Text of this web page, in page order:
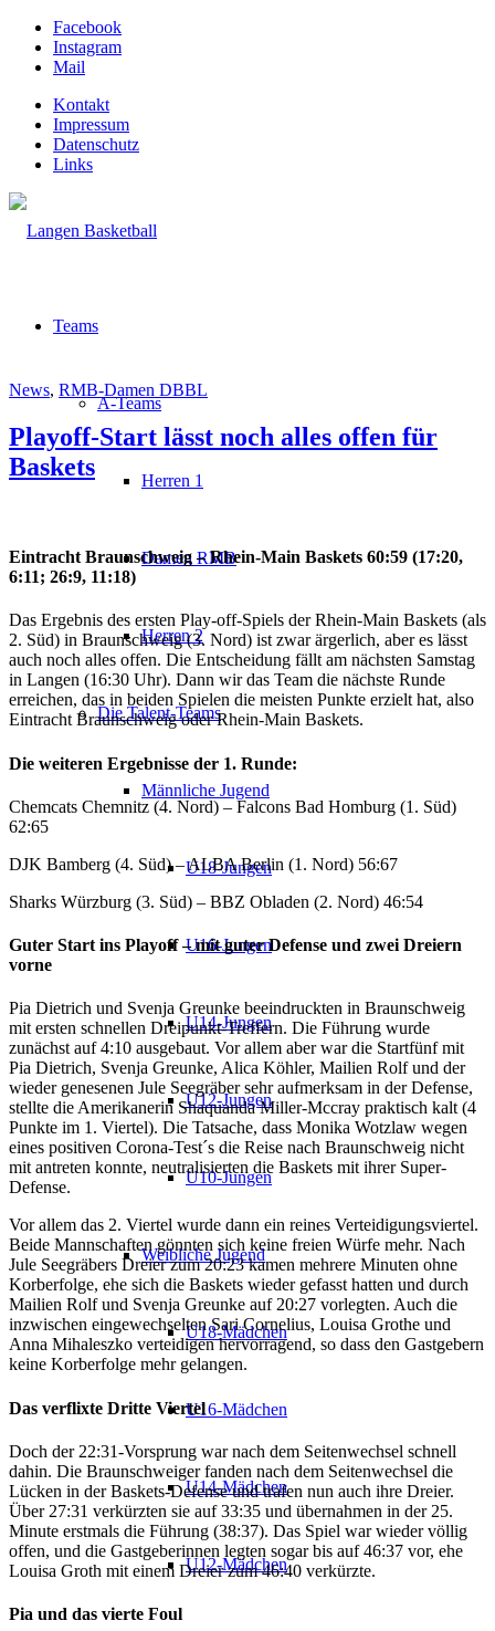
Facebook
Instagram
Mail
Kontakt
Impressum
Datenschutz
Links
Teams
A-Teams
Herren 1
Damen RMB
Herren 2
Die Talent-Teams
Männliche Jugend
U18-Jungen
U16-Jungen
U14-Jungen
U12-Jungen
U10-Jungen
Weibliche Jugend
U18-Mädchen
U16-Mädchen
U14-Mädchen
U12-Mädchen
News, RMB-Damen DBBL
Playoff-Start lässt noch alles offen für
Baskets
Eintracht Braunschweig – Rhein-Main Baskets 60:59 (17:20,
6:11; 26:9, 11:18)
Das Ergebnis des ersten Play-off-Spiels der Rhein-Main Baskets (als
2. Süd) in Braunschweig (3. Nord) ist zwar ärgerlich, aber es lässt
auch noch alles offen. Die Entscheidung fällt am nächsten Samstag
in Langen (16:30 Uhr). Dann wir das Team die nächste Runde
erreichen, das in beiden Spielen die meisten Punkte erzielt hat, also
Eintracht Braunschweig oder Rhein-Main Baskets.
Die weiteren Ergebnisse der 1. Runde:
Chemcats Chemnitz (4. Nord) – Falcons Bad Homburg (1. Süd)
62:65
DJK Bamberg (4. Süd) – ALBA Berlin (1. Nord) 56:67
Sharks Würzburg (3. Süd) – BBZ Obladen (2. Nord) 46:54
Guter Start ins Playoff – mit guter Defense und zwei Dreiern
vorne
Pia Dietrich und Svenja Greunke beeindruckten in Braunschweig
mit ersten schnellen Dreipunkt-Treffern. Die Führung wurde
zunächst auf 4:10 ausgebaut. Vor allem aber war die Startfünf mit
Pia Dietrich, Svenja Greunke, Alica Köhler, Mailien Rolf und der
wieder genesenen Jule Seegräber sehr aufmerksam in der Defense,
stellte die Amerikanerin Shaquanda Miller-Mccray praktisch kalt (4
Punkte im 1. Viertel). Die Tatsache, dass Monika Wotzlaw wegen
eines positiven Corona-Test´s die Reise nach Braunschweig nicht
mit antreten konnte, neutralisierten die Baskets mit ihrer Super-
Defense.
Vor allem das 2. Viertel wurde dann ein reines Verteidigungsviertel.
Beide Mannschaften gönnten sich keine freien Würfe mehr. Nach
Jule Seegräbers Dreier zum 20:23 kamen mehrere Minuten ohne
Korberfolge, ehe sich die Baskets wieder gefasst hatten und durch
Mailien Rolf und Svenja Greunke auf 20:27 vorlegten. Auch die
inzwischen eingewechselten Sari Cornelius, Louisa Grothe und
Anna Mihaleszko verteidigen hervorragend, so dass den Gastgebern
keine Korberfolge mehr gelangen.
Das verflixte Dritte Viertel
Doch der 22:31-Vorsprung war nach dem Seitenwechsel schnell
dahin. Die Braunschweiger fanden nach dem Seitenwechsel die
Lücken in der Baskets-Defense und trafen nun auch ihre Dreier.
Über 27:31 verkürzten sie auf 33:35 und übernahmen in der 25.
Minute erstmals die Führung (38:37). Das Spiel war wieder völlig
offen, und die Gastgeberinnen legten sogar bis auf 46:37 vor, ehe
Louisa Groth mit einem Dreier zum 46:40 verkürzte.
Pia und das vierte Foul